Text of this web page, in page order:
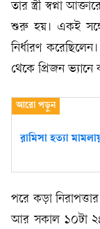
তার স্ত্রী স্বপ্না
শুরু হয়। একই
নির্ধারণ
থেকে প্রিজন
রামিসা হত্যা
পরে কড়া
আর সকাল ১০টা ২৪